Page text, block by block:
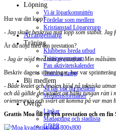
Löpning
Vi är löparkommittén
Fördelar som medlem
Kristianstad Löpargrupp
Arrangemang
Träning
Klubbens breda utbud
Träningsprogram
Pan aktivitetskalender
Training camp
Bli medlem
Så här blir du medlem
Medlemsförmåner
Övrigt
Länkar
Matlagning och stadlista
GDPR
Hur var ditt lopp?
- Jag skulle beskriva mitt lopp som stabilt.
Är du nöjd med din prestation?
- Jag är nöjd med min prestation. Min
Beskriv dagens utmaningar, hur var
- Både kvalet och finalen bjöd på tekniska
och då gällde det istället att hålla tungan rätt i
orientera sig och svårt att komma på var man
Grattis Moa till en bra prestation och en fin